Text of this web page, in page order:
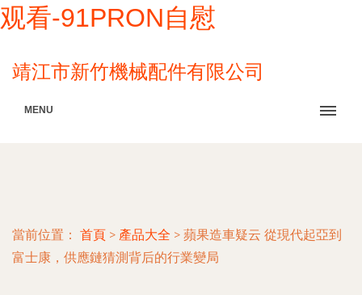
观看-91PRON自慰
靖江市新竹機械配件有限公司
MENU
當前位置： 首頁 > 產品大全 > 蘋果造車疑云 從現代起亞到
富士康，供應鏈猜測背后的行業變局